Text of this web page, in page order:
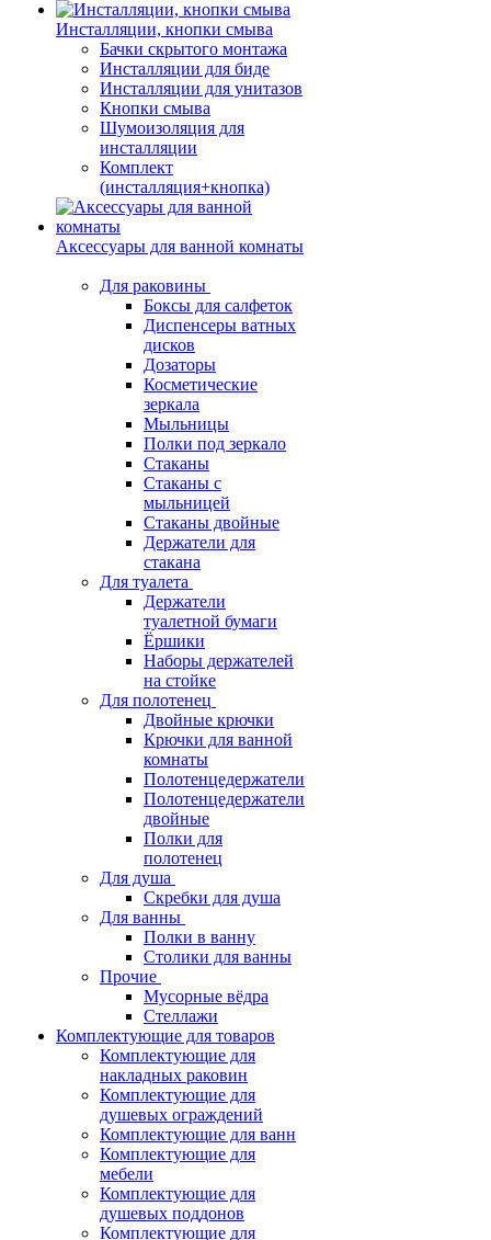
Инсталляции, кнопки смыва
Бачки скрытого монтажа
Инсталляции для биде
Инсталляции для унитазов
Кнопки смыва
Шумоизоляция для
инсталляции
Комплект
(инсталляция+кнопка)
Аксессуары для ванной комнаты
Для раковины
Боксы для салфеток
Диспенсеры ватных
дисков
Дозаторы
Косметические
зеркала
Мыльницы
Полки под зеркало
Стаканы
Стаканы с
мыльницей
Стаканы двойные
Держатели для
стакана
Для туалета
Держатели
туалетной бумаги
Ёршики
Наборы держателей
на стойке
Для полотенец
Двойные крючки
Крючки для ванной
комнаты
Полотенцедержатели
Полотенцедержатели
двойные
Полки для
полотенец
Для душа
Скребки для душа
Для ванны
Полки в ванну
Столики для ванны
Прочие
Мусорные вёдра
Стеллажи
Комплектующие для товаров
Комплектующие для
накладных раковин
Комплектующие для
душевых ограждений
Комплектующие для ванн
Комплектующие для
мебели
Комплектующие для
душевых поддонов
Комплектующие для